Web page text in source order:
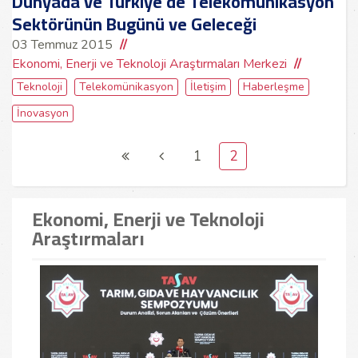
Sektörünün Bugünü ve Geleceği
03 Temmuz 2015
Ekonomi, Enerji ve Teknoloji Araştırmaları Merkezi
Teknoloji Telekomünikasyon İletişim
Haberleşme
İnovasyon
1 2
Ekonomi, Enerji ve Teknoloji
Araştırmaları